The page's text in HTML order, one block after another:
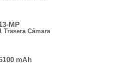
MP
Trasera Cámara
mAh